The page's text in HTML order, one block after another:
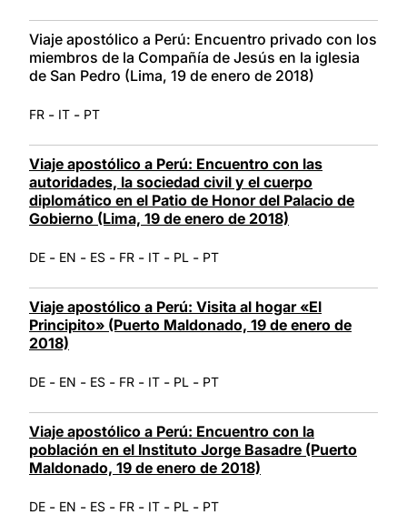
Viaje apostólico a Perú: Encuentro privado con los
miembros de la Compañía de Jesús en la iglesia
de San Pedro (Lima, 19 de enero de 2018)
FR - IT - PT
Viaje apostólico a Perú: Encuentro con las
autoridades, la sociedad civil y el cuerpo
diplomático en el Patio de Honor del Palacio de
Gobierno (Lima, 19 de enero de 2018)
DE - EN - ES - FR - IT - PL - PT
Viaje apostólico a Perú: Visita al hogar «El
Principito» (Puerto Maldonado, 19 de enero de
2018)
DE - EN - ES - FR - IT - PL - PT
Viaje apostólico a Perú: Encuentro con la
población en el Instituto Jorge Basadre (Puerto
Maldonado, 19 de enero de 2018)
DE - EN - ES - FR - IT - PL - PT